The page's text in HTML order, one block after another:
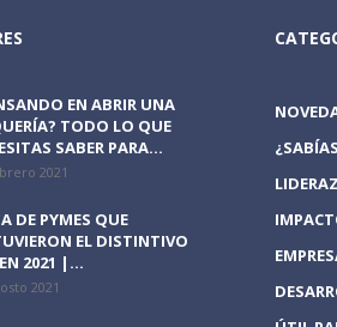
EN ABRIR UNA
TODO LO QUE
SABER PARA...
2021
DE PYMES QUE
EL DISTINTIVO
2021 |...
2021